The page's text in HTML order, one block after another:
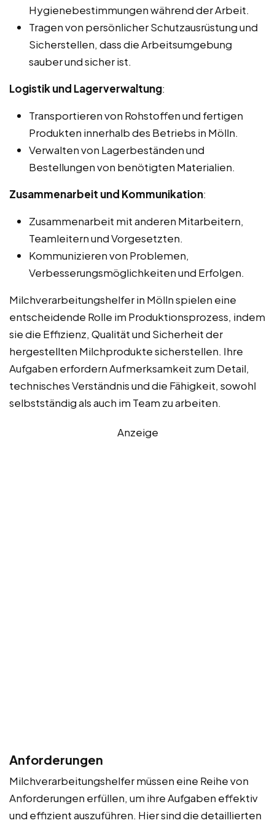
Hygienebestimmungen während der Arbeit.
Tragen von persönlicher Schutzausrüstung und
Sicherstellen, dass die Arbeitsumgebung
sauber und sicher ist.
Logistik und Lagerverwaltung:
Transportieren von Rohstoffen und fertigen
Produkten innerhalb des Betriebs in Mölln.
Verwalten von Lagerbeständen und
Bestellungen von benötigten Materialien.
Zusammenarbeit und Kommunikation:
Zusammenarbeit mit anderen Mitarbeitern,
Teamleitern und Vorgesetzten.
Kommunizieren von Problemen,
Verbesserungsmöglichkeiten und Erfolgen.
Milchverarbeitungshelfer in Mölln spielen eine
entscheidende Rolle im Produktionsprozess, indem
sie die Effizienz, Qualität und Sicherheit der
hergestellten Milchprodukte sicherstellen. Ihre
Aufgaben erfordern Aufmerksamkeit zum Detail,
technisches Verständnis und die Fähigkeit, sowohl
selbstständig als auch im Team zu arbeiten.
Anzeige
Anforderungen
Milchverarbeitungshelfer müssen eine Reihe von
Anforderungen erfüllen, um ihre Aufgaben effektiv
und effizient auszuführen. Hier sind die detaillierten